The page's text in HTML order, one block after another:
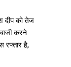
दीप को तेज
करने
रफ्तार है,